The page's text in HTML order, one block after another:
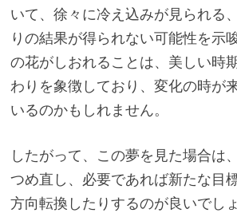
いて、徐々に冷え込みが見られる
りの結果が得られない可能性を示
の花がしおれることは、美しい時
わりを象徴しており、変化の時が
いるのかもしれません。
したがって、この夢を見た場合は
つめ直し、必要であれば新たな目
方向転換したりするのが良いでし